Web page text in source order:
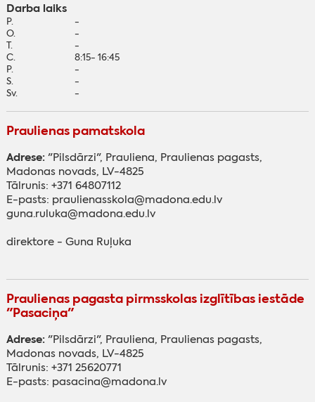
Darba laiks
P.
-
O.
-
T.
-
C.
8:15- 16:45
P.
-
S.
-
Sv.
-
Praulienas pamatskola
Adrese:"Pilsdārzi", Prauliena, Praulienas pagasts,
Madonas novads, LV-4825
Tālrunis: +371 64807112
E-pasts: praulienasskola@madona.edu.lv
guna.ruluka@madona.edu.lv
direktore - Guna Ruļuka
Praulienas pagasta pirmsskolas izglītības iestāde
"Pasaciņa"
Adrese:"Pilsdārzi", Prauliena, Praulienas pagasts,
Madonas novads, LV-4825
Tālrunis: +371 25620771
E-pasts: pasacina@madona.lv